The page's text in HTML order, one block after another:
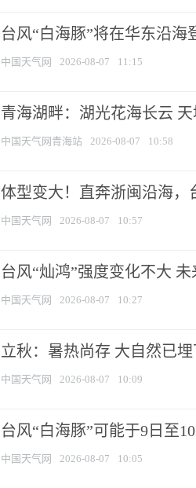
台风“白海豚”将在华东沿
中国天气网 2026-08-07 11:15
青海湖畔：湖光花海长云
中国天气网青海站 2026-08-07 10:58
体型变大！直奔浙闽沿海，
中国天气网 2026-08-07 10:57
台风“灿鸿”强度变化不大
中国天气网 2026-08-07 10:27
立秋：暑热尚存 大自然已
中国天气网 2026-08-07 10:09
台风“白海豚”可能于9日至
中国天气网 2026-08-07 10:05